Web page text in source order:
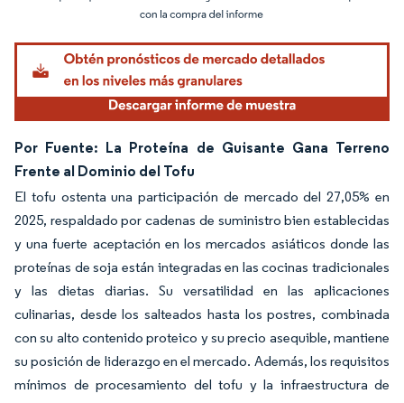
Imagen © Mordor Intelligence. El uso requiere atribución según CC BY 4.0.
Por Fuente: La Proteína de Guisante Gana Terreno
Frente al Dominio del Tofu
El tofu ostenta una participación de mercado del 27,05% en
2025, respaldado por cadenas de suministro bien establecidas
y una fuerte aceptación en los mercados asiáticos donde las
proteínas de soja están integradas en las cocinas tradicionales
y las dietas diarias. Su versatilidad en las aplicaciones
culinarias, desde los salteados hasta los postres, combinada
con su alto contenido proteico y su precio asequible, mantiene
su posición de liderazgo en el mercado. Además, los requisitos
mínimos de procesamiento del tofu y la infraestructura de